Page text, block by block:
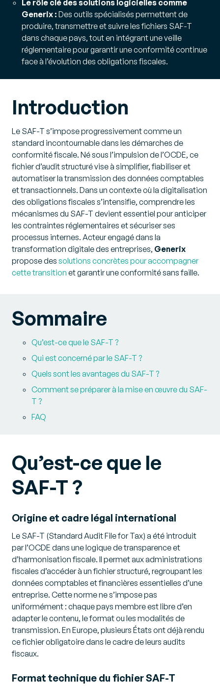
Le rôle clé des solutions logicielles comme
Generix : Des outils spécialisés permettent de
produire, transmettre et suivre les fichiers SAF-T
dans chaque pays, tout en intégrant une veille
réglementaire pour garantir une conformité continue
face à l’évolution des obligations fiscales.
Introduction
Le SAF-T s’impose progressivement comme un
standard incontournable dans les démarches de
conformité fiscale. Né sous l’impulsion de l’OCDE, ce
fichier d’audit structuré vise à simplifier, fiabiliser et
automatiser la transmission des données comptables
et transactionnels. Dans un contexte où la digitalisation
des obligations fiscales s’intensifie, comprendre les
mécanismes du SAF-T devient essentiel pour anticiper
les contraintes réglementaires et sécuriser ses
processus internes. Acteur engagé dans la
transformation digitale des entreprises, Generix
propose des solutions concrètes pour accompagner
cette transition et garantir une conformité sans faille.
Sommaire
Qu’est-ce que le SAF-T ?
Qui est concerné par le SAF-T ?
Quels sont les avantages du SAF-T ?
Comment se préparer à la mise en œuvre du SAF-
T ?
FAQ
Qu’est-ce que le
SAF-T ?
Origine et cadre légal international
Le SAF-T (Standard Audit File for Tax) a été introduit
par l’OCDE dans une logique de transparence et
d’harmonisation fiscale. Il permet aux administrations
fiscales d’accéder à un fichier structuré, regroupant les
données comptables et financières essentielles d’une
entreprise. Cette norme ne s’impose pas
uniformément : chaque pays membre est libre d’en
adapter le contenu, le format ou les modalités de
transmission. En Europe, plusieurs États ont déjà rendu
ce fichier obligatoire dans le cadre de leurs audits
fiscaux.
Format technique du fichier SAF-T